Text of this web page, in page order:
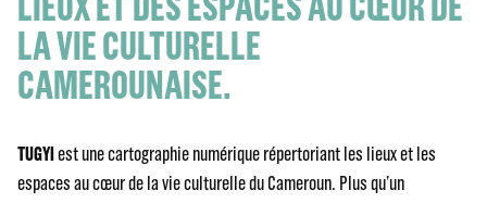
LA VIE CULTURELLE
CAMEROUNAISE.
TUGYIest une cartographie numérique répertoriant les lieux et les
espaces au cœur de la vie culturelle du Cameroun. Plus qu’un